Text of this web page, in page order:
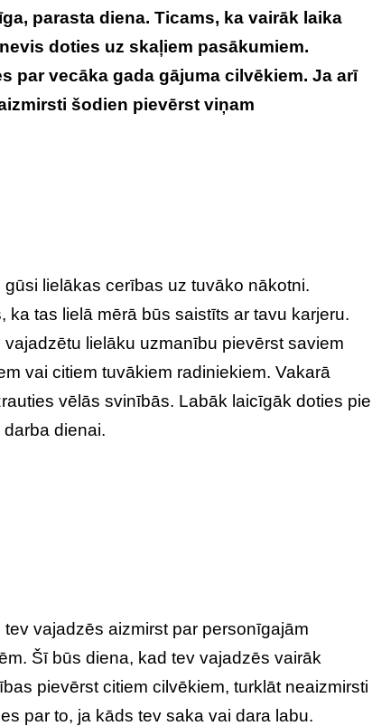
parasta diena. Ticams, ka vairāk laika
doties uz skaļiem pasākumiem.
par vecāka gada gājuma cilvēkiem. Ja arī
šodien pievērst viņam
gūsi lielākas cerības uz tuvāko nākotni.
ka tas lielā mērā būs saistīts ar tavu karjeru.
vajadzētu lielāku uzmanību pievērst saviem
vai citiem tuvākiem radiniekiem. Vakarā
vēlās svinībās. Labāk laicīgāk doties pie
dienai.
tev vajadzēs aizmirst par personīgajām
Šī būs diena, kad tev vajadzēs vairāk
pievērst citiem cilvēkiem, turklāt neaizmirsti
par to, ja kāds tev saka vai dara labu.